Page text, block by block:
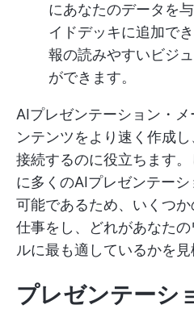
にあなたのデータを
イドデッキに追加で
報の読みやすいビジ
ができます。
AIプレゼンテーション・
ンテンツをより速く作成
接続するのに役立ちます
に多くのAIプレゼンテー
可能であるため、いくつ
仕事をし、どれがあなた
ルに最も適しているかを見
プレゼンテーシ